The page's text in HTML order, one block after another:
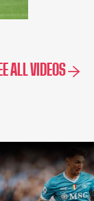
ALL VIDEOS